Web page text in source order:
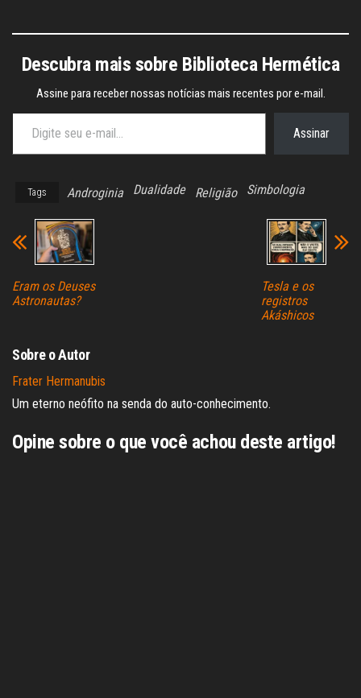
Descubra mais sobre Biblioteca Hermética
Assine para receber nossas notícias mais recentes por e-mail.
Digite seu e-mail…
Assinar
Tags Androginia Dualidade Religião Simbologia
Eram os Deuses
Astronautas?
Tesla e os
registros
Akáshicos
Sobre o Autor
Frater Hermanubis
Um eterno neófito na senda do auto-conhecimento.
Opine sobre o que você achou deste artigo!